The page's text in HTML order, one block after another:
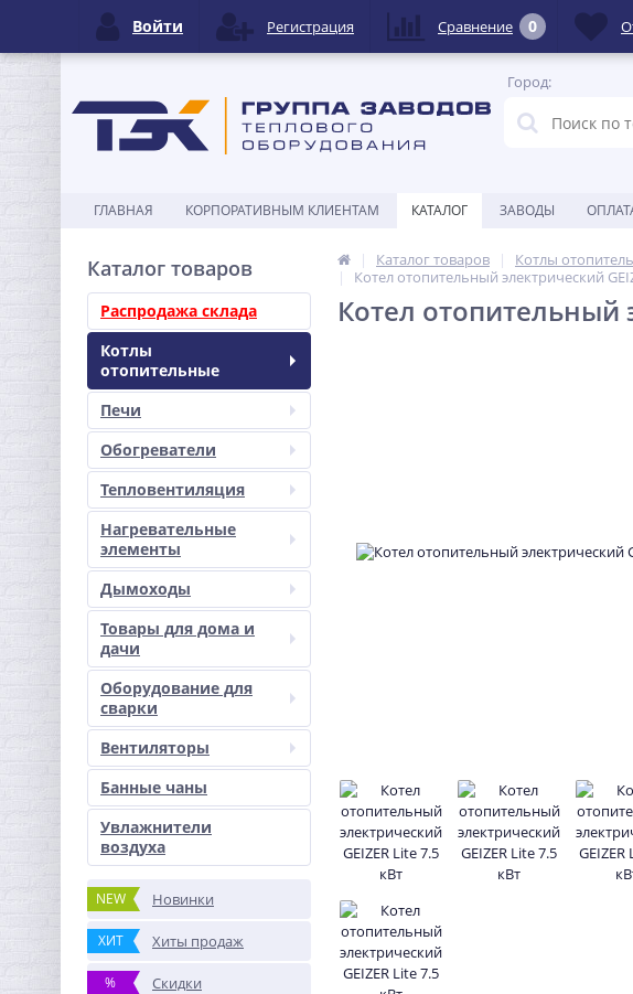
Город:
ГЛАВНАЯ КОРПОРАТИВНЫМ КЛИЕНТАМ КАТАЛОГ ЗАВОДЫ
Каталог товаров
Распродажа склада
Котлы
отопительные
Печи
Обогреватели
Тепловентиляция
Нагревательные
элементы
Дымоходы
Товары для дома и
дачи
Оборудование для
сварки
Вентиляторы
Банные чаны
Увлажнители
воздуха
NEW Новинки
ХИТ Хиты продаж
% Скидки
Каталог товаров Котлы
Котел отопительный электрический
Котел отопительный
Войти Регистрация Сравнение 0